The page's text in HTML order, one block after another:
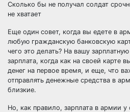
Сколько бы не получал солдат
не хватает
Еще один совет, когда вы едете в
любую гражданскую банковскую
чего это делать? На вашу
зарплата, когда как на своей карте
денег на первое время, и еще, что
отправлять денежные средства в
близкие.
Но, как правило, зарплата в армии у